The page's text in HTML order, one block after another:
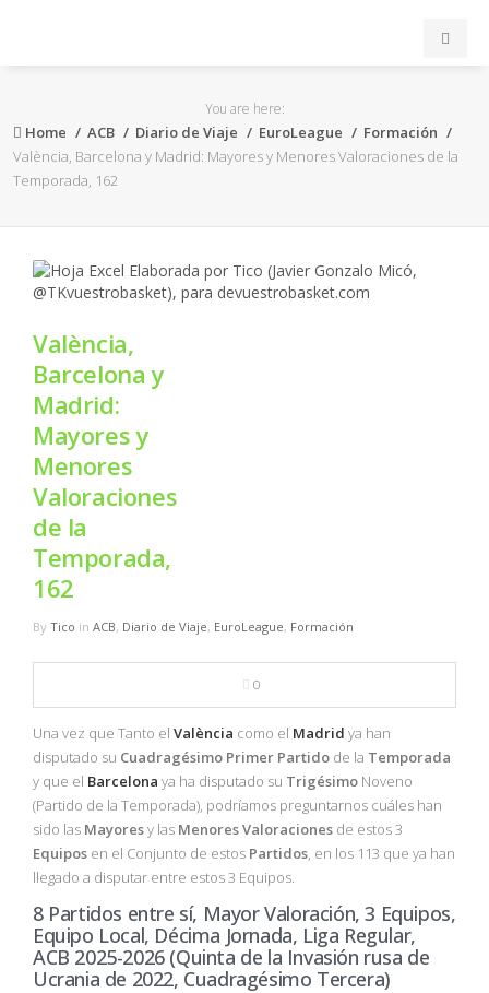
ACB
FEB
OTROS
FORMACIÓN
NBA
MULTIMEDIA
You are here:
Home ACB Diario de Viaje EuroLeague
Formación
València, Barcelona y Madrid: Mayores y Menores Valoraciones de la
Temporada, 162
València,
Barcelona y
Madrid:
Mayores y
Menores
Valoraciones
de la
Temporada,
162
By Tico in ACB, Diario de Viaje, EuroLeague, Formación
0
Una vez que Tanto el València como el Madrid ya han
disputado su Cuadragésimo Primer Partido de la Temporada
y que el Barcelona ya ha disputado su Trigésimo Noveno
(Partido de la Temporada), podríamos preguntarnos cuáles han
sido las Mayoresy las MenoresValoraciones de estos 3
Equipos en el Conjunto de estos Partidos, en los 113 que ya han
llegado a disputar entre estos 3 Equipos.
8 Partidos entre sí, Mayor Valoración, 3 Equipos,
Equipo Local, Décima Jornada, Liga Regular,
ACB 2025-2026 (Quinta de la Invasión rusa de
Ucrania de 2022, Cuadragésimo Tercera)